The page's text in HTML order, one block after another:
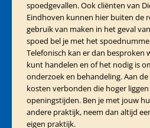
spoedgevallen. Ook cliënten van
Eindhoven kunnen hier buiten de
gebruik van maken in het geval
spoed bel je met het
Telefonisch kan er dan besproken
kunt handelen en of het nodig is
onderzoek en behandeling. Aan
kosten verbonden die hoger
openingstijden. Ben je met jouw
andere praktijk, neem dan altijd
eigen praktijk.